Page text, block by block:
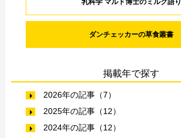
乳科学 マルド博士のミルク語り
ダンチェッカーの草食叢書
掲載年で探す
2026年の記事（7）
2025年の記事（12）
2024年の記事（12）